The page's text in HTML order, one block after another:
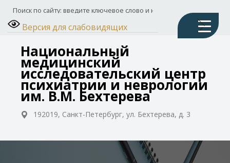
Версия для слабовидящих
Национальный
медицинский
исследовательский центр
психиатрии и неврологии
им. В.М. Бехтерева
192019, Санкт-Петербург, ул. Бехтерева, д. 3